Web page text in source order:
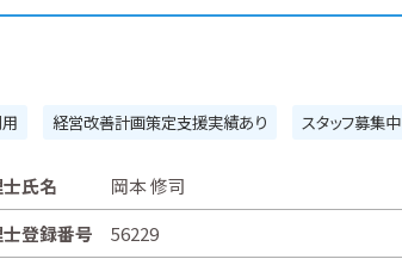
経営改善計画策定支援実績あり スタッフ募集中
氏名
岡本 修司
登録番号
56229